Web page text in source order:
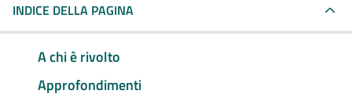
INDICE DELLA PAGINA
A chi è rivolto
Approfondimenti